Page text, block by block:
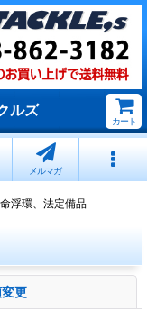
ルズ
カート
メルマガ
浮環、法定備品
更